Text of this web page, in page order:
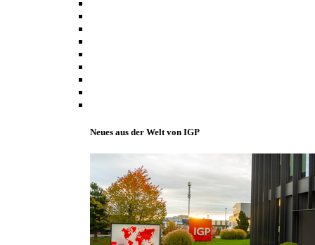
Neues aus der Welt von IGP